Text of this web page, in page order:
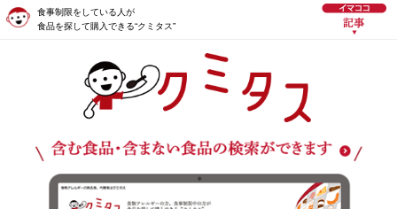
食事制限をしている人が
食品を探して購入できる“クミタス”